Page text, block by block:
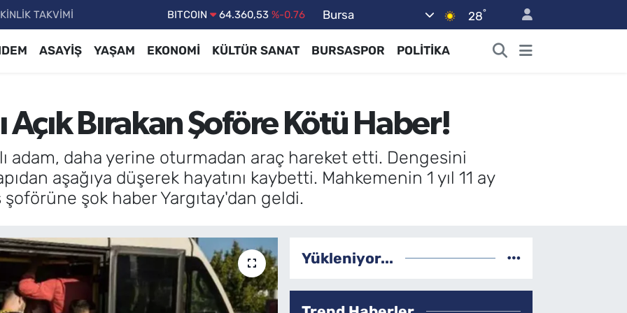
TAKVİMİ DOLAR 47,7069 %0.17
BİST100
13.887
%64
BITCOIN
Bursa 28°
ASAYİŞ YAŞAM EKONOMİ KÜLTÜR SANAT BURSASPOR POLİTİKA
Açık Bırakan Şoföre Kötü Haber!
adam, daha yerine oturmadan araç hareket etti. Dengesini
aşağıya düşerek hayatını kaybetti. Mahkemenin 1 yıl 11 ay
şok haber Yargıtay'dan geldi.
Yükleniyor...